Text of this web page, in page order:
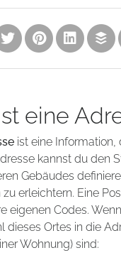
eine
ist eine
kannst du den
Gebäudes
zu erleichtern. Eine
eigenen Codes.
dieses Ortes in die
Wohnung) sind: